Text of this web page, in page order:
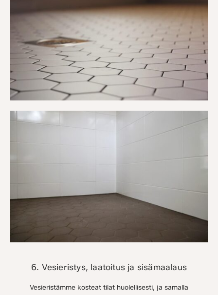
6. Vesieristys, laatoitus ja sisämaalaus
Vesieristämme kosteat tilat huolellisesti, ja samalla